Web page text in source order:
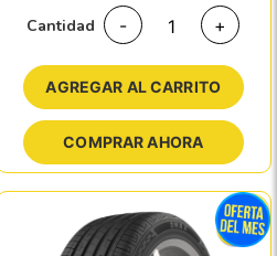
Cantidad - +
AGREGAR AL CARRITO
COMPRAR AHORA